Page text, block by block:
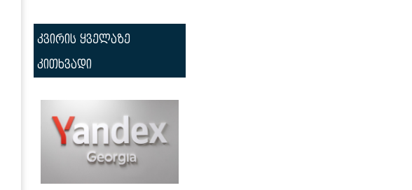
კვირის ყველაზე
კითხვადი